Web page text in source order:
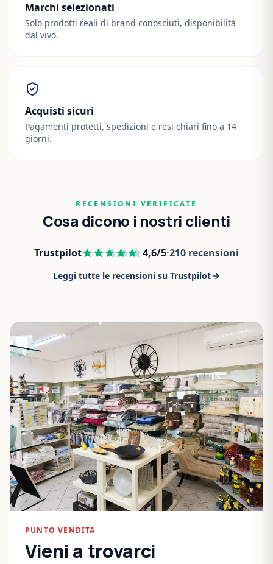
Marchi selezionati
Solo prodotti reali di brand conosciuti, disponibilità
dal vivo.
Acquisti sicuri
Pagamenti protetti, spedizioni e resi chiari fino a 14
giorni.
RECENSIONI VERIFICATE
Cosa dicono i nostri clienti
Trustpilot 4,6/5·210 recensioni
Leggi tutte le recensioni su Trustpilot
PUNTO VENDITA
Vieni a trovarci